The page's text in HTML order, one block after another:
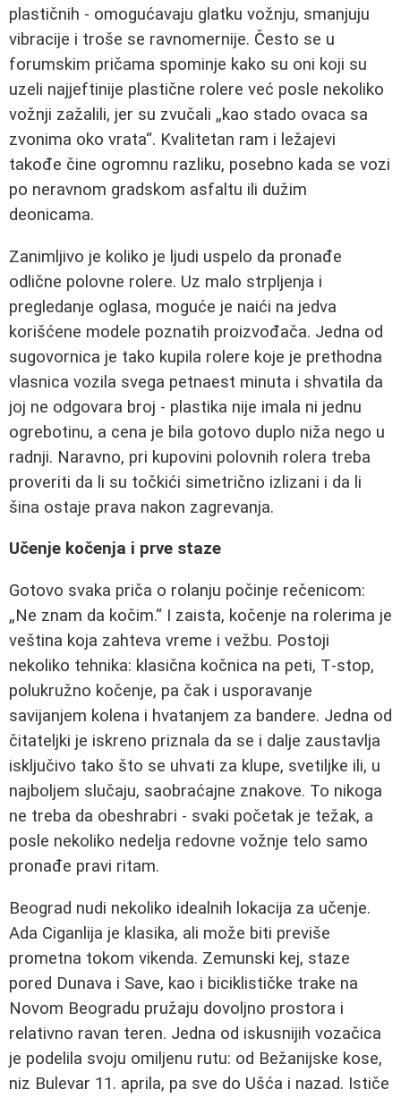
plastičnih - omogućavaju glatku vožnju, smanjuju
vibracije i troše se ravnomernije. Često se u
forumskim pričama spominje kako su oni koji su
uzeli najjeftinije plastične rolere već posle nekoliko
vožnji zažalili, jer su zvučali „kao stado ovaca sa
zvonima oko vrata“. Kvalitetan ram i ležajevi
takođe čine ogromnu razliku, posebno kada se vozi
po neravnom gradskom asfaltu ili dužim
deonicama.
Zanimljivo je koliko je ljudi uspelo da pronađe
odlične polovne rolere. Uz malo strpljenja i
pregledanje oglasa, moguće je naići na jedva
korišćene modele poznatih proizvođača. Jedna od
sugovornica je tako kupila rolere koje je prethodna
vlasnica vozila svega petnaest minuta i shvatila da
joj ne odgovara broj - plastika nije imala ni jednu
ogrebotinu, a cena je bila gotovo duplo niža nego u
radnji. Naravno, pri kupovini polovnih rolera treba
proveriti da li su točkići simetrično izlizani i da li
šina ostaje prava nakon zagrevanja.
Učenje kočenja i prve staze
Gotovo svaka priča o rolanju počinje rečenicom:
„Ne znam da kočim.“ I zaista, kočenje na rolerima je
veština koja zahteva vreme i vežbu. Postoji
nekoliko tehnika: klasična kočnica na peti, T‑stop,
polukružno kočenje, pa čak i usporavanje
savijanjem kolena i hvatanjem za bandere. Jedna od
čitateljki je iskreno priznala da se i dalje zaustavlja
isključivo tako što se uhvati za klupe, svetiljke ili, u
najboljem slučaju, saobraćajne znakove. To nikoga
ne treba da obeshrabri - svaki početak je težak, a
posle nekoliko nedelja redovne vožnje telo samo
pronađe pravi ritam.
Beograd nudi nekoliko idealnih lokacija za učenje.
Ada Ciganlija je klasika, ali može biti previše
prometna tokom vikenda. Zemunski kej, staze
pored Dunava i Save, kao i biciklističke trake na
Novom Beogradu pružaju dovoljno prostora i
relativno ravan teren. Jedna od iskusnijih vozačica
je podelila svoju omiljenu rutu: od Bežanijske kose,
niz Bulevar 11. aprila, pa sve do Ušća i nazad. Ističe